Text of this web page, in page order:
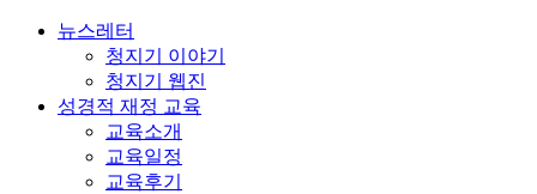
뉴스레터
청지기 이야기
청지기 웹진
성경적 재정 교육
교육소개
교육일정
교육후기